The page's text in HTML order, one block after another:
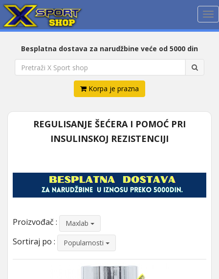
Besplatna dostava za narudžbine veće od 5000 din
Korpa je prazna
REGULISANJE ŠEĆERA I POMOĆ PRI
INSULINSKOJ REZISTENCIJI
Proizvođač : Maxlab
Sortiraj po : Popularnosti